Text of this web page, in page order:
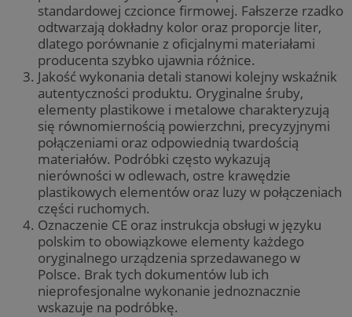
standardowej czcionce firmowej. Fałszerze rzadko
odtwarzają dokładny kolor oraz proporcje liter,
dlatego porównanie z oficjalnymi materiałami
producenta szybko ujawnia różnice.
Jakość wykonania detali stanowi kolejny wskaźnik
autentyczności produktu. Oryginalne śruby,
elementy plastikowe i metalowe charakteryzują
się równomiernością powierzchni, precyzyjnymi
połączeniami oraz odpowiednią twardością
materiałów. Podróbki często wykazują
nierówności w odlewach, ostre krawędzie
plastikowych elementów oraz luzy w połączeniach
części ruchomych.
Oznaczenie CE oraz instrukcja obsługi w języku
polskim to obowiązkowe elementy każdego
oryginalnego urządzenia sprzedawanego w
Polsce. Brak tych dokumentów lub ich
nieprofesjonalne wykonanie jednoznacznie
wskazuje na podróbkę.